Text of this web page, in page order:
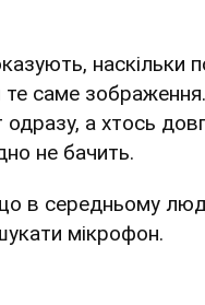
наскільки
саме зображення.
а хтось
не бачить.
в середньому
мікрофон.